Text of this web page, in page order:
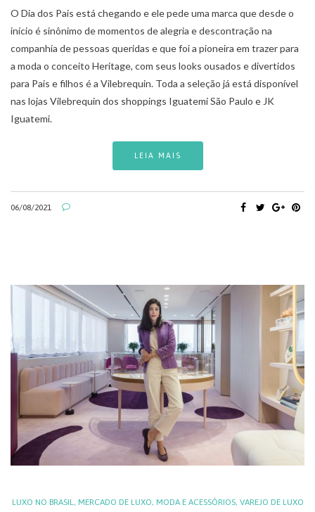
O Dia dos Pais está chegando e ele pede uma marca que desde o
início é sinônimo de momentos de alegria e descontração na
companhia de pessoas queridas e que foi a pioneira em trazer para
a moda o conceito Heritage, com seus looks ousados e divertidos
para Pais e filhos é a Vilebrequin. Toda a seleção já está disponível
nas lojas Vilebrequin dos shoppings Iguatemi São Paulo e JK
Iguatemi.
LEIA MAIS
06/08/2021
LUXO NO BRASIL , MERCADO DE LUXO, MODA E ACESSÓRIOS, VAREJO DE LUXO